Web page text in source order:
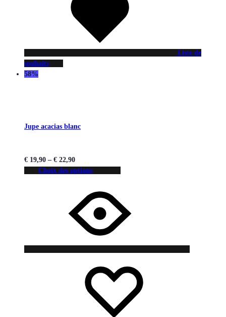
Liste de
souhaits
58%
Jupe acacias blanc
€ 19,90 – € 22,90
Choix des options